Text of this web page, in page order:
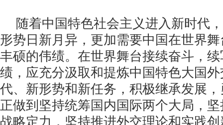
随着中国特色社会主义进入新时代
形势日新月异，更加需要中国在世界
丰硕的伟绩。在世界舞台接续奋斗，
绩，应充分汲取和提炼中国特色大国
代、新形势和新任务，积极继承发展
正做到坚持统筹国内国际两个大局，
战略定力，坚持推进外交理论和实践